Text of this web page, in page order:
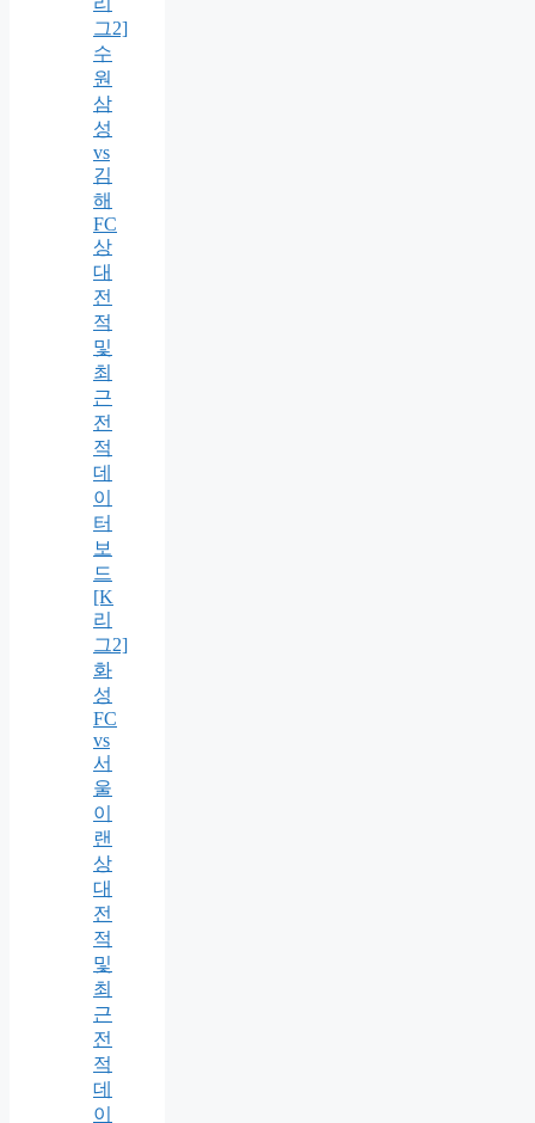
그2]
수
원
삼
성
vs
김
해
FC
상
대
전
적
및
최
근
전
적
데
이
터
보
드
[K
리
그2]
화
성
FC
vs
서
울
이
랜
상
대
전
적
및
최
근
전
적
데
이